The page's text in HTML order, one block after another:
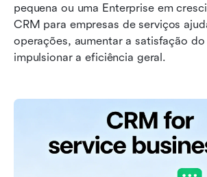
pequena ou uma Enterprise em
CRM para empresas de serviços
operações, aumentar a satisfação
impulsionar a eficiência geral.